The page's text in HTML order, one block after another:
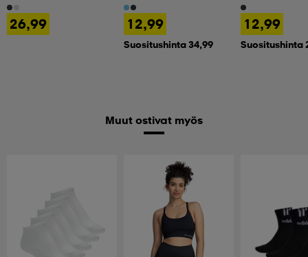
26,99 12,99
Suositushinta 34,99
12,99
Suositushinta
Muut ostivat myös